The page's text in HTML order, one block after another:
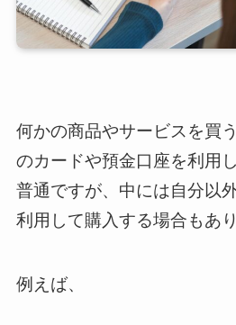
何かの商品やサービスを買
のカードや預金口座を利用
普通ですが、中には自分以
利用して購入する場合もあり
例えば、